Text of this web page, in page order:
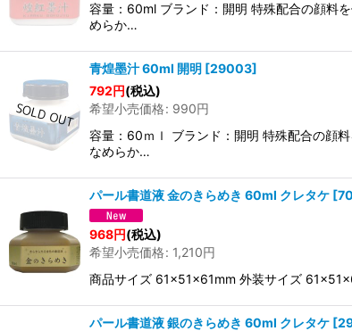
容量：60ml ブランド：開明 特殊配合の顔料
めらか…
青煌墨汁 60ml 開明 [29003]
792円(税込)
希望小売価格: 990円
容量：60ｍｌ ブランド：開明 特殊配合の顔
なめらか…
パール書道液 金のきらめき 60ml クレタケ [
968円(税込)
希望小売価格: 1,210円
商品サイズ 61×51×61mm 外装サイズ
パール書道液 銀のきらめき 60ml クレタケ [